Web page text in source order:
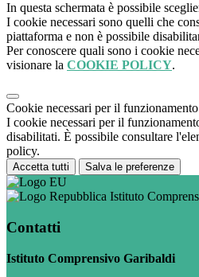
In questa schermata è possibile
I cookie necessari sono quelli che
piattaforma e non è possibile
Per conoscere quali sono i cookie
visionare la COOKIE POLICY.
Cookie necessari per il funzionamento
I cookie necessari per il
disabilitati. È possibile consultare
policy.
Accetta tutti Salva le preferenze
Istituto
Contatti
Istituto Comprensivo Garibaldi